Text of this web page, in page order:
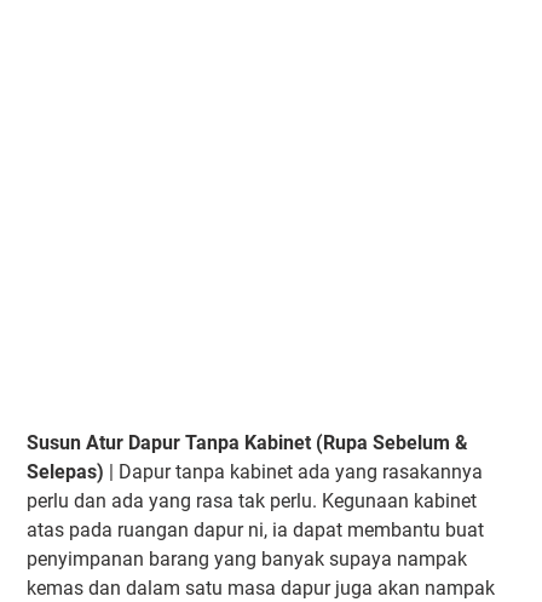
Susun Atur Dapur Tanpa Kabinet (Rupa Sebelum &
Selepas) | Dapur tanpa kabinet ada yang rasakannya
perlu dan ada yang rasa tak perlu. Kegunaan kabinet
atas pada ruangan dapur ni, ia dapat membantu buat
penyimpanan barang yang banyak supaya nampak
kemas dan dalam satu masa dapur juga akan nampak